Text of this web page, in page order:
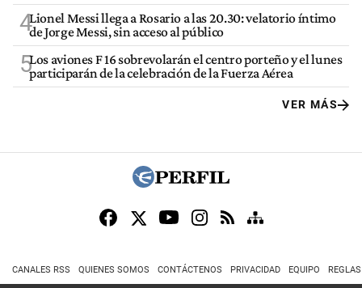
4Lionel Messi llega a Rosario a las 20.30: velatorio íntimo
de Jorge Messi, sin acceso al público
5Los aviones F 16 sobrevolarán el centro porteño y el lunes
participarán de la celebración de la Fuerza Aérea
VER MÁS
CANALES RSS QUIENES SOMOS CONTÁCTENOS PRIVACIDAD EQUIPO